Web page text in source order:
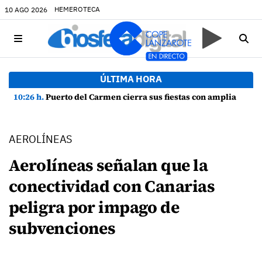
10 AGO 2026 HEMEROTECA
ÚLTIMA HORA
10:26 h.Puerto del Carmen cierra sus fiestas con amplia participación y buen ambiente
AEROLÍNEAS
Aerolíneas señalan que la
conectividad con Canarias
peligra por impago de
subvenciones